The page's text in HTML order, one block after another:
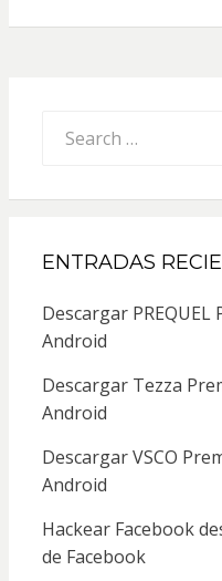
for:
ENTRADAS
Descargar
Android
Descargar Tezza
Android
Descargar VSCO
Android
Hackear Facebook
de Facebook